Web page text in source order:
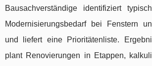
Bausachverständige identifiziert
Modernisierungsbedarf bei Fenstern
und liefert eine Prioritätenliste.
plant Renovierungen in Etappen,